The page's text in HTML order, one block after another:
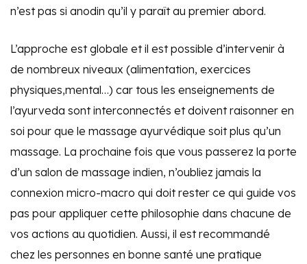
n’est pas si anodin qu’il y paraît au premier abord.
L’approche est globale et il est possible d’intervenir à
de nombreux niveaux (alimentation, exercices
physiques,mental…) car tous les enseignements de
l’ayurveda sont interconnectés et doivent raisonner en
soi pour que le massage ayurvédique soit plus qu’un
massage. La prochaine fois que vous passerez la porte
d’un salon de massage indien, n’oubliez jamais la
connexion micro-macro qui doit rester ce qui guide vos
pas pour appliquer cette philosophie dans chacune de
vos actions au quotidien. Aussi, il est recommandé
chez les personnes en bonne santé une pratique